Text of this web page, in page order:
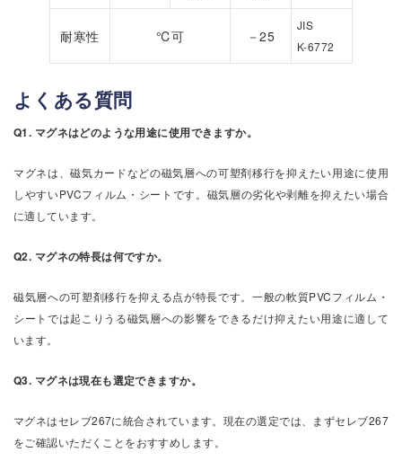
耐寒性 ℃可 －25
JIS
K-6772
よくある質問
Q1. マグネはどのような用途に使用できますか。
マグネは、磁気カードなどの磁気層への可塑剤移行を抑えたい用途に使用
しやすいPVCフィルム・シートです。磁気層の劣化や剥離を抑えたい場合
に適しています。
Q2. マグネの特長は何ですか。
磁気層への可塑剤移行を抑える点が特長です。一般の軟質PVCフィルム・
シートでは起こりうる磁気層への影響をできるだけ抑えたい用途に適して
います。
Q3. マグネは現在も選定できますか。
マグネはセレブ267に統合されています。現在の選定では、まずセレブ267
をご確認いただくことをおすすめします。